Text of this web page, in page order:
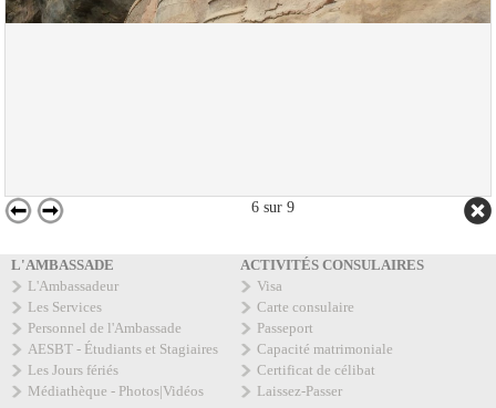
6 sur 9
L'AMBASSADE
L'Ambassadeur
Les Services
Personnel de l'Ambassade
AESBT - Étudiants et Stagiaires
Les Jours fériés
Médiathèque - Photos|Vidéos
ACTIVITÉS CONSULAIRES
Visa
Carte consulaire
Passeport
Capacité matrimoniale
Certificat de célibat
Laissez-Passer